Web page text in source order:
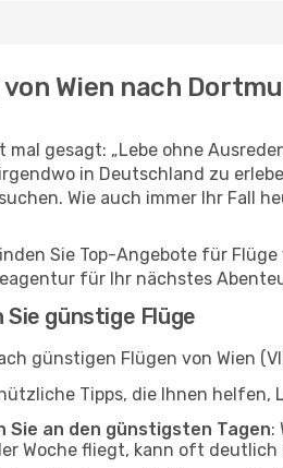
von Wien nach
mal gesagt: „Lebe ohne
in Deutschland zu
Wie auch immer Ihr Fall
Sie Top-Angebote für
für Ihr nächstes
Sie günstige Flüge
günstigen Flügen von Wien
Tipps, die Ihnen
Sie an den günstigsten Tagen:
Woche fliegt, kann oft deutlich